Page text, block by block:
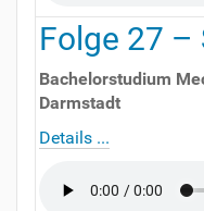
Folge 27 –
Bachelorstudium
Darmstadt
Details ...